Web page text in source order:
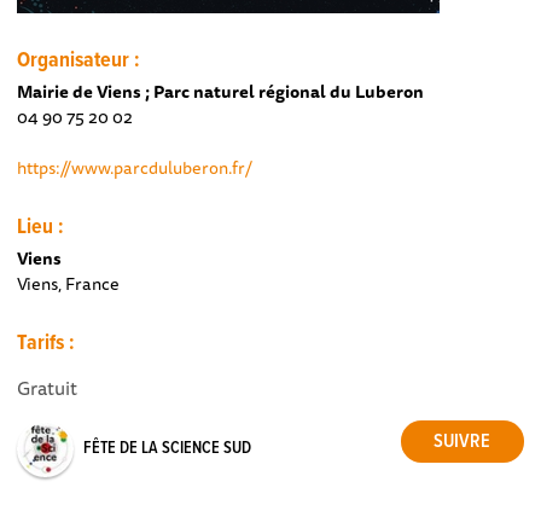
Organisateur :
Mairie de Viens ; Parc naturel régional du Luberon
04 90 75 20 02
https://www.parcduluberon.fr/
Lieu :
Viens
Viens, France
Tarifs :
Gratuit
FÊTE DE LA SCIENCE SUD